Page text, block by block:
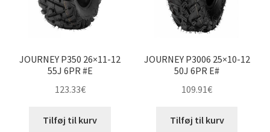
JOURNEY P350 26×11-12
55J 6PR #E
123.33€
Tilføj til kurv
JOURNEY P3006 25×10-12
50J 6PR E#
109.91€
Tilføj til kurv